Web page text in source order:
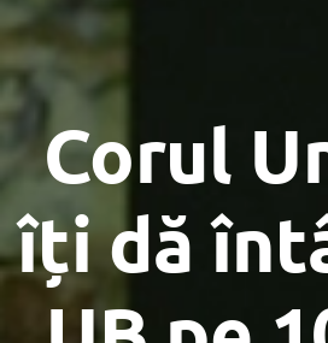
Corul
îți dă